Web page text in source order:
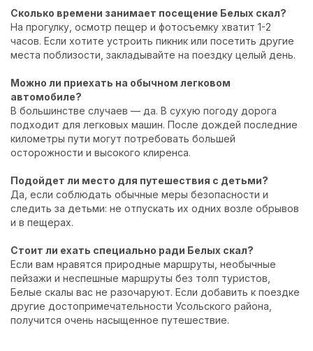
Сколько времени занимает посещение Белых скал?
На прогулку, осмотр пещер и фотосъемку хватит 1-2
часов. Если хотите устроить пикник или посетить другие
места поблизости, закладывайте на поездку целый день.
Можно ли приехать на обычном легковом
автомобиле?
В большинстве случаев — да. В сухую погоду дорога
подходит для легковых машин. После дождей последние
километры пути могут потребовать большей
осторожности и высокого клиренса.
Подойдет ли место для путешествия с детьми?
Да, если соблюдать обычные меры безопасности и
следить за детьми: не отпускать их одних возле обрывов
и в пещерах.
Стоит ли ехать специально ради Белых скал?
Если вам нравятся природные маршруты, необычные
пейзажи и неспешные маршруты без толп туристов,
Белые скалы вас не разочаруют. Если добавить к поездке
другие достопримечательности Усольского района,
получится очень насыщенное путешествие.